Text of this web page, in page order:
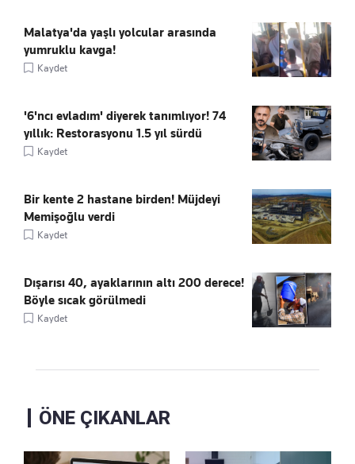
Malatya'da yaşlı yolcular arasında
yumruklu kavga!
Kaydet
'6'ncı evladım' diyerek tanımlıyor! 74
yıllık: Restorasyonu 1.5 yıl sürdü
Kaydet
Bir kente 2 hastane birden! Müjdeyi
Memişoğlu verdi
Kaydet
Dışarısı 40, ayaklarının altı 200 derece!
Böyle sıcak görülmedi
Kaydet
ÖNE ÇIKANLAR